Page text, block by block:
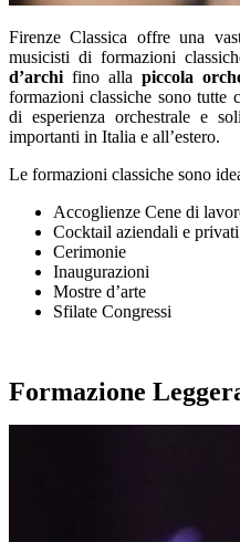
Firenze Classica offre una
musicisti di formazioni
d’archi fino alla piccola
formazioni classiche sono tutte
di esperienza orchestrale e
importanti in Italia e all’estero.
Le formazioni classiche sono
Accoglienze Cene di
Cocktail aziendali e privati
Cerimonie
Inaugurazioni
Mostre d’arte
Sfilate Congressi
Formazione